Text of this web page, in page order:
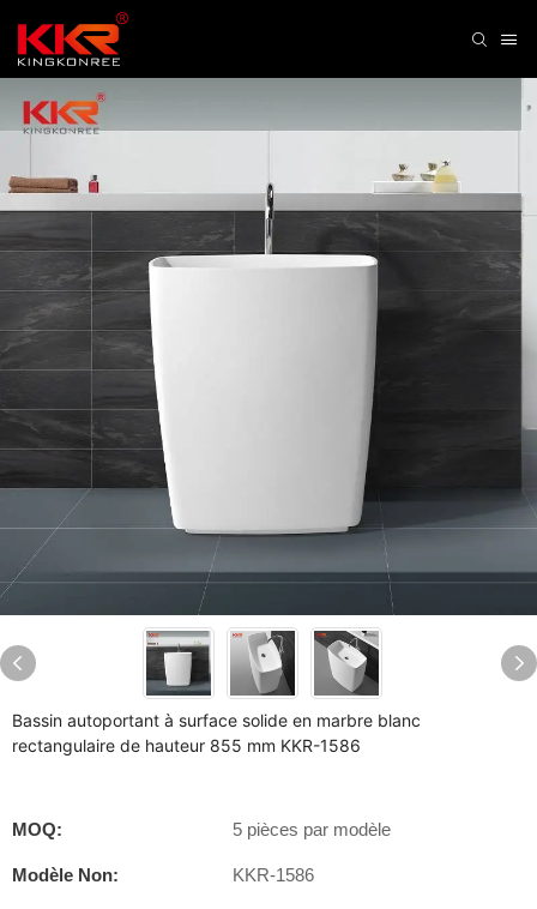
Bassin autoportant à surface solide en marbre blanc
rectangulaire de hauteur 855 mm KKR-1586
MOQ: 5 pièces par modèle
Modèle Non: KKR-1586